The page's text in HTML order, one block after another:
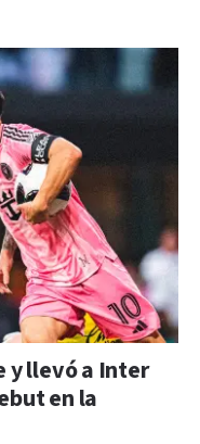
y llevó a Inter
en la